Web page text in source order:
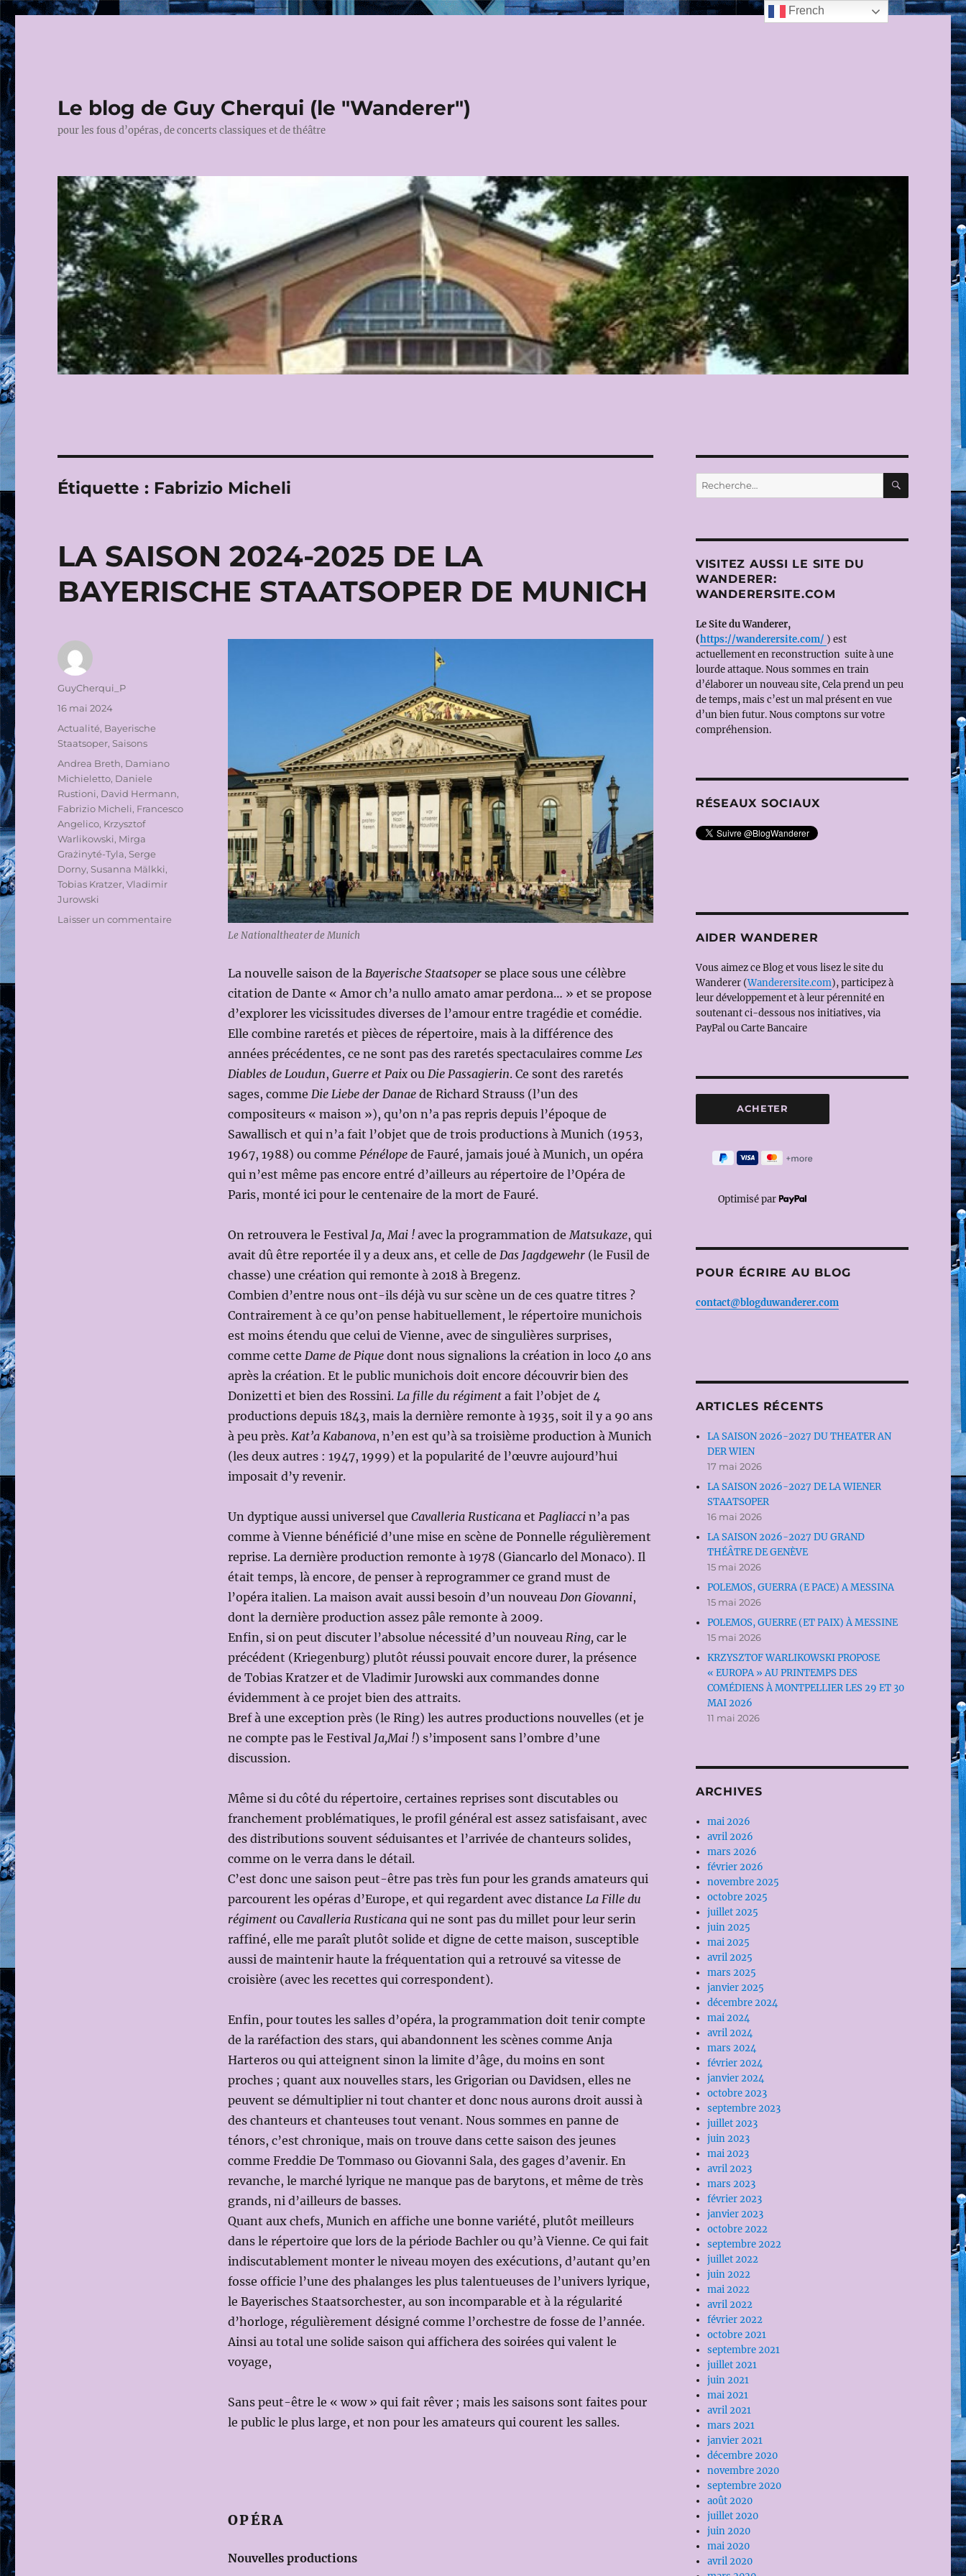
Le blog de Guy Cherqui (le "Wanderer")
pour les fous d’opéras, de concerts classiques et de théâtre
Étiquette : Fabrizio Micheli
LA SAISON 2024-2025 DE LA
BAYERISCHE STAATSOPER DE MUNICH
Le Nationaltheater de Munich
La nouvelle saison de la Bayerische Staatsoperse place sous une célèbre
citation de Dante « Amor ch’a nullo amato amar perdona… » et se propose
d’explorer les vicissitudes diverses de l’amour entre tragédie et comédie.
Elle combine raretés et pièces de répertoire, mais à la différence des
années précédentes, ce ne sont pas des raretés spectaculaires comme Les
Diables de Loudun, Guerre et Paixou Die Passagierin. Ce sont des raretés
sages, comme Die Liebe der Danaede Richard Strauss (l’un des
compositeurs « maison »), qu’on n’a pas repris depuis l’époque de
Sawallisch et qui n’a fait l’objet que de trois productions à Munich (1953,
1967, 1988) ou comme Pénélopede Fauré, jamais joué à Munich, un opéra
qui n’est même pas encore entré d’ailleurs au répertoire de l’Opéra de
Paris, monté ici pour le centenaire de la mort de Fauré.
On retrouvera le Festival Ja, Mai !avec la programmation de Matsukaze, qui
avait dû être reportée il y a deux ans, et celle de Das Jagdgewehr(le Fusil de
chasse) une création qui remonte à 2018 à Bregenz.
Combien d’entre nous ont-ils déjà vu sur scène un de ces quatre titres ?
Contrairement à ce qu’on pense habituellement, le répertoire munichois
est moins étendu que celui de Vienne, avec de singulières surprises,
comme cette Dame de Piquedont nous signalions la création in loco 40 ans
après la création. Et le public munichois doit encore découvrir bien des
Donizetti et bien des Rossini. La fille du régimenta fait l’objet de 4
productions depuis 1843, mais la dernière remonte à 1935, soit il y a 90 ans
à peu près. Kat’a Kabanova, n’en est qu’à sa troisième production à Munich
(les deux autres : 1947, 1999) et la popularité de l’œuvre aujourd’hui
imposait d’y revenir.
Un dyptique aussi universel que Cavalleria Rusticanaet Pagliaccin’a pas
comme à Vienne bénéficié d’une mise en scène de Ponnelle régulièrement
reprise. La dernière production remonte à 1978 (Giancarlo del Monaco). Il
était temps, là encore, de penser à reprogrammer ce grand must de
l’opéra italien. La maison avait aussi besoin d’un nouveau Don Giovanni,
dont la dernière production assez pâle remonte à 2009.
Enfin, si on peut discuter l’absolue nécessité d’un nouveau Ring, car le
précédent (Kriegenburg) plutôt réussi pouvait encore durer, la présence
de Tobias Kratzer et de Vladimir Jurowski aux commandes donne
évidemment à ce projet bien des attraits.
Bref à une exception près (le Ring) les autres productions nouvelles (et je
ne compte pas le Festival Ja,Mai !) s’imposent sans l’ombre d’une
discussion.
Même si du côté du répertoire, certaines reprises sont discutables ou
franchement problématiques, le profil général est assez satisfaisant, avec
des distributions souvent séduisantes et l’arrivée de chanteurs solides,
comme on le verra dans le détail.
C’est donc une saison peut-être pas très fun pour les grands amateurs qui
parcourent les opéras d’Europe, et qui regardent avec distance La Fille du
régimentou Cavalleria Rusticanaqui ne sont pas du millet pour leur serin
raffiné, elle me paraît plutôt solide et digne de cette maison, susceptible
aussi de maintenir haute la fréquentation qui a retrouvé sa vitesse de
croisière (avec les recettes qui correspondent).
Enfin, pour toutes les salles d’opéra, la programmation doit tenir compte
de la raréfaction des stars, qui abandonnent les scènes comme Anja
Harteros ou qui atteignent sinon la limite d’âge, du moins en sont
proches ; quant aux nouvelles stars, les Grigorian ou Davidsen, elles ne
peuvent se démultiplier ni tout chanter et donc nous aurons droit aussi à
des chanteurs et chanteuses tout venant. Nous sommes en panne de
ténors, c’est chronique, mais on trouve dans cette saison des jeunes
comme Freddie De Tommaso ou Giovanni Sala, des gages d’avenir. En
revanche, le marché lyrique ne manque pas de barytons, et même de très
grands, ni d’ailleurs de basses.
Quant aux chefs, Munich en affiche une bonne variété, plutôt meilleurs
dans le répertoire que lors de la période Bachler ou qu’à Vienne. Ce qui fait
indiscutablement monter le niveau moyen des exécutions, d’autant qu’en
fosse officie l’une des phalanges les plus talentueuses de l’univers lyrique,
le Bayerisches Staatsorchester, au son incomparable et à la régularité
d’horloge, régulièrement désigné comme l’orchestre de fosse de l’année.
Ainsi au total une solide saison qui affichera des soirées qui valent le
voyage,
Sans peut-être le « wow » qui fait rêver ; mais les saisons sont faites pour
le public le plus large, et non pour les amateurs qui courent les salles.
OPÉRA
Nouvelles productions
Auteur
GuyCherqui_P
Publié
16 mai 2024
Catégories
Actualité, Bayerische
Staatsoper, Saisons
Étiquettes
Andrea Breth, Damiano
Michieletto, Daniele
Rustioni, David Hermann,
Fabrizio Micheli, Francesco
Angelico, Krzysztof
Warlikowski, Mirga
Grażinyté-Tyla, Serge
Dorny, Susanna Mälkki,
Tobias Kratzer,Vladimir
Jurowski
Laisser un commentairesur
STAATSOPER
Recherche
pour :
VISITEZ AUSSI LE SITE DU
WANDERER:
WANDERERSITE.COM
Le Site du Wanderer,
(https://wanderersite.com/ ) est
actuellement en reconstruction suite à une
lourde attaque. Nous sommes en train
d’élaborer un nouveau site, Cela prend un peu
de temps, mais c’est un mal présent en vue
d’un bien futur. Nous comptons sur votre
compréhension.
RÉSEAUX SOCIAUX
AIDER WANDERER
Vous aimez ce Blog et vous lisez le site du
Wanderer (Wanderersite.com), participez à
leur développement et à leur pérennité en
soutenant ci-dessous nos initiatives, via
PayPal ou Carte Bancaire
Optimisé par
POUR ÉCRIRE AU BLOG
contact@blogduwanderer.com
ARTICLES RÉCENTS
LA SAISON 2026-2027 DU THEATER AN
DER WIEN
17 mai 2026
LA SAISON 2026-2027 DE LA WIENER
STAATSOPER
16 mai 2026
LA SAISON 2026-2027 DU GRAND
THÉÂTRE DE GENÈVE
15 mai 2026
POLEMOS, GUERRA (E PACE) A MESSINA
15 mai 2026
POLEMOS, GUERRE (ET PAIX) À MESSINE
15 mai 2026
KRZYSZTOF WARLIKOWSKI PROPOSE
« EUROPA » AU PRINTEMPS DES
COMÉDIENS À MONTPELLIER LES 29 ET 30
MAI 2026
11 mai 2026
ARCHIVES
mai 2026
avril 2026
mars 2026
février 2026
novembre 2025
octobre 2025
juillet 2025
juin 2025
mai 2025
avril 2025
mars 2025
janvier 2025
décembre 2024
mai 2024
avril 2024
mars 2024
février 2024
janvier 2024
octobre 2023
septembre 2023
juillet 2023
juin 2023
mai 2023
avril 2023
mars 2023
février 2023
janvier 2023
octobre 2022
septembre 2022
juillet 2022
juin 2022
mai 2022
avril 2022
février 2022
octobre 2021
septembre 2021
juillet 2021
juin 2021
mai 2021
avril 2021
mars 2021
janvier 2021
décembre 2020
novembre 2020
septembre 2020
août 2020
juillet 2020
juin 2020
mai 2020
avril 2020
French